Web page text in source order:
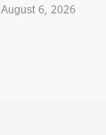
August 6, 2026